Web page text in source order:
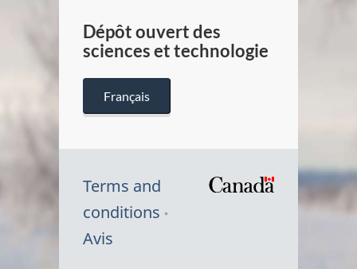
Dépôt ouvert des
sciences et technologie
Français
Terms and
conditions
Avis
Symbole